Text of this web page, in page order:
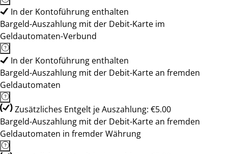
In der Kontoführung enthalten
Bargeld-Auszahlung mit der Debit-Karte im
Geldautomaten-Verbund
In der Kontoführung enthalten
Bargeld-Auszahlung mit der Debit-Karte an fremden
Geldautomaten
Zusätzliches Entgelt je Auszahlung: €5.00
Bargeld-Auszahlung mit der Debit-Karte an fremden
Geldautomaten in fremder Währung